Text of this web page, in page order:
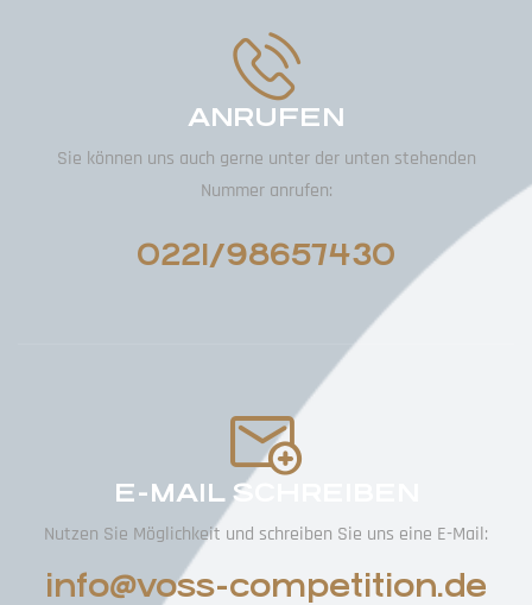
ANRUFEN
Sie können uns auch gerne unter der unten stehenden
Nummer anrufen:
0221/98657430
E-MAIL SCHREIBEN
Nutzen Sie Möglichkeit und schreiben Sie uns eine E-Mail:
info@voss-competition.de